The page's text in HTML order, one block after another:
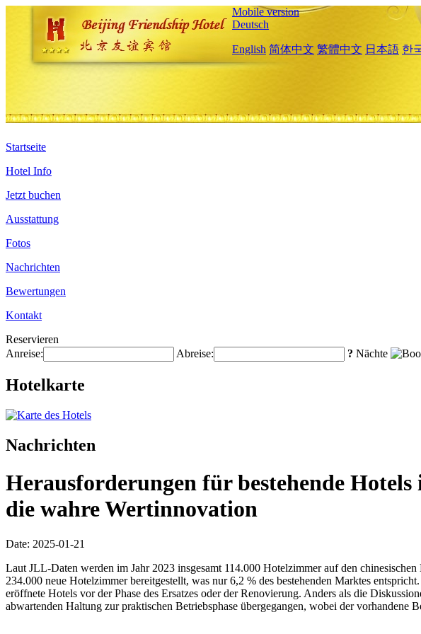
Mobile version
Deutsch
English 简体中文 繁體中文 日本語 한
Startseite
Hotel Info
Jetzt buchen
Ausstattung
Fotos
Nachrichten
Bewertungen
Kontakt
Reservieren
Anreise:
Abreise: ? Nächte
Hotelkarte
Nachrichten
Herausforderungen für bestehende
die wahre Wertinnovation
Date: 2025-01-21
Laut JLL-Daten werden im Jahr 2023 insgesamt 114.000 Hotelzimmer auf den
234.000 neue Hotelzimmer bereitgestellt, was nur 6,2 % des bestehenden Marktes
eröffnete Hotels vor der Phase des Ersatzes oder der Renovierung. Anders als die
abwartenden Haltung zur praktischen Betriebsphase übergegangen, wobei der vorhandene